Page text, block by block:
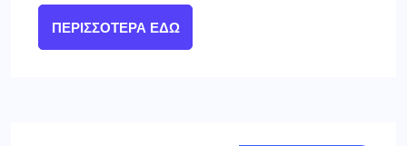
ΠΕΡΙΣΣΌΤΕΡΑ ΕΔΏ